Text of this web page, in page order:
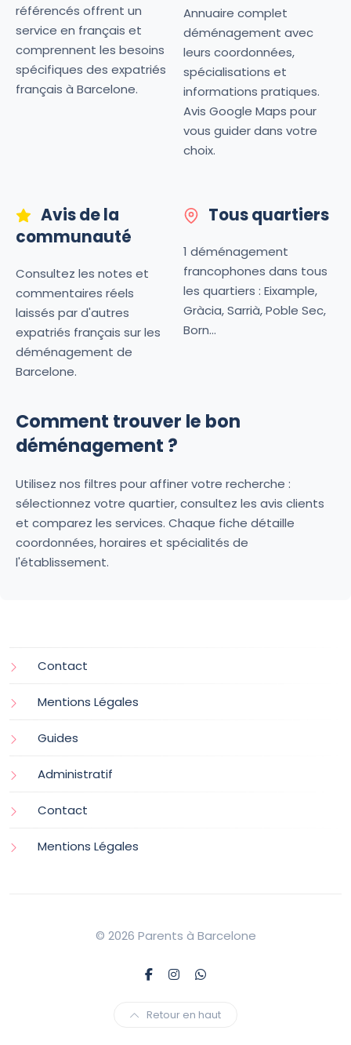
référencés offrent un
service en français et
comprennent les besoins
spécifiques des expatriés
français à Barcelone.
Annuaire complet
déménagement avec
leurs coordonnées,
spécialisations et
informations pratiques.
Avis Google Maps pour
vous guider dans votre
choix.
Avis de la
communauté
Consultez les notes et
commentaires réels
laissés par d'autres
expatriés français sur les
déménagement de
Barcelone.
Tous quartiers
1 déménagement
francophones dans tous
les quartiers : Eixample,
Gràcia, Sarrià, Poble Sec,
Born...
Comment trouver le bon
déménagement ?
Utilisez nos filtres pour affiner votre recherche :
sélectionnez votre quartier, consultez les avis clients
et comparez les services. Chaque fiche détaille
coordonnées, horaires et spécialités de
l'établissement.
Contact
Mentions Légales
Guides
Administratif
Contact
Mentions Légales
© 2026 Parents à Barcelone
Retour en haut